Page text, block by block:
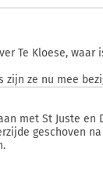
Te Kloese,
zijn ze nu mee
met St Juste
geschoven